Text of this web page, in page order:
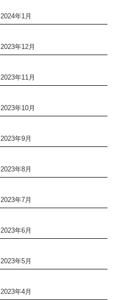
2024年1月
2023年12月
2023年11月
2023年10月
2023年9月
2023年8月
2023年7月
2023年6月
2023年5月
2023年4月